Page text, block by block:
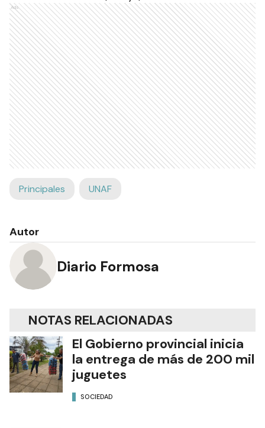
Ads
Principales UNAF
Autor
Diario Formosa
NOTAS RELACIONADAS
El Gobierno provincial inicia
la entrega de más de 200 mil
juguetes
SOCIEDAD